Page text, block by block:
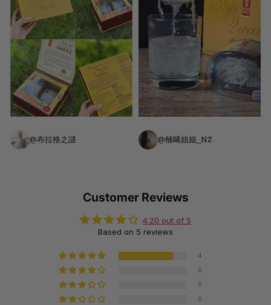
@布拉格之謎 @楠晞姐姐_NZ
Customer Reviews
4.20 out of 5
Based on 5 reviews
4
0
0
0